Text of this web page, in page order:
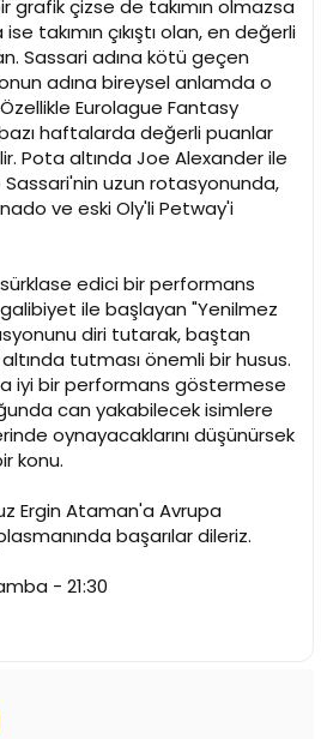
grafik çizse de takımın olmazsa
takımın çıkıştı olan, en değerli
Sassari adına kötü geçen
adına bireysel anlamda o
Eurolague Fantasy
haftalarda değerli puanlar
Pota altında Joe Alexander ile
Sassari'nin uzun rotasyonunda,
ve eski Oly'li Petway'i
edici bir performans
ile başlayan "Yenilmez
diri tutarak, baştan
tutması önemli bir husus.
iyi bir performans göstermese
can yakabilecek isimlere
oynayacaklarını düşünürsek
konu.
Ergin Ataman'a Avrupa
başarılar dileriz.
- 21:30